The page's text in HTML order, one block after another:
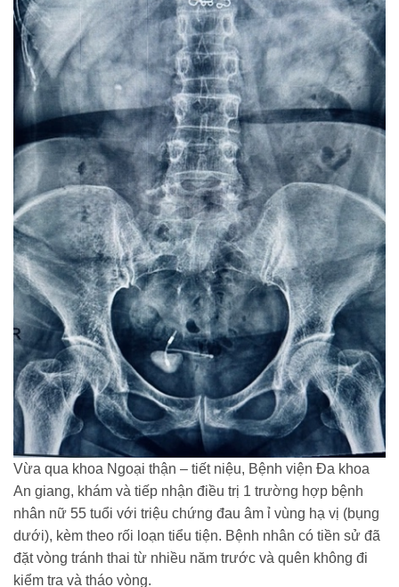
Vừa qua khoa Ngoại thận – tiết niệu, Bệnh viện Đa khoa
An giang, khám và tiếp nhận điều trị 1 trường hợp bệnh
nhân nữ 55 tuổi với triệu chứng đau âm ỉ vùng hạ vị (bụng
dưới), kèm theo rối loạn tiểu tiện. Bệnh nhân có tiền sử đã
đặt vòng tránh thai từ nhiều năm trước và quên không đi
kiểm tra và tháo vòng.